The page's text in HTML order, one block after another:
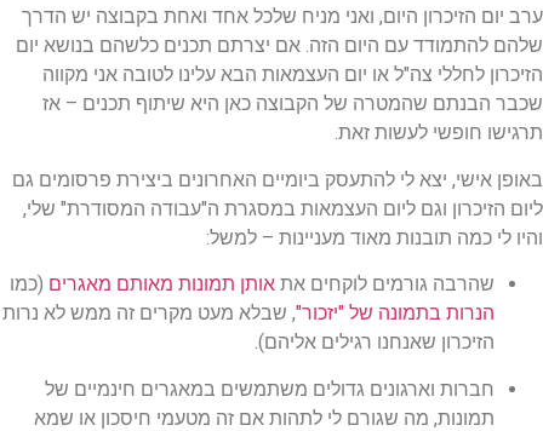
ערב יום הזיכרון היום, ואני מניח שלכל אחד ואחת בקבוצה יש הדרך
שלהם להתמודד עם היום הזה. אם יצרתם תכנים כלשהם בנושא יום
הזיכרון לחללי צה"ל או יום העצמאות הבא עלינו לטובה אני מקווה
שכבר הבנתם שהמטרה של הקבוצה כאן היא שיתוף תכנים – אז
תרגישו חופשי לעשות זאת.
באופן אישי, יצא לי להתעסק ביומיים האחרונים ביצירת פרסומים גם
ליום הזיכרון וגם ליום העצמאות במסגרת ה"עבודה המסודרת" שלי,
והיו לי כמה תובנות מאוד מעניינות – למשל:
שהרבה גורמים לוקחים את אותן תמונות מאותם מאגרים (כמו
הנרות בתמונה של "יזכור", שבלא מעט מקרים זה ממש לא נרות
הזיכרון שאנחנו רגילים אליהם).
חברות וארגונים גדולים משתמשים במאגרים חינמיים של
תמונות, מה שגורם לי לתהות אם זה מטעמי חיסכון או שמא